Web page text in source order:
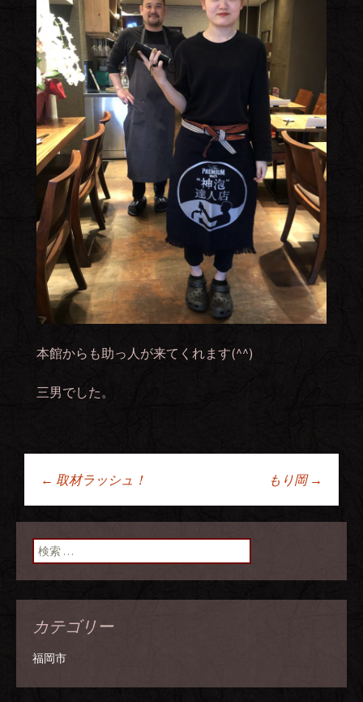
本館からも助っ人が来てくれます(^^)
三男でした。
投稿ナビゲーショ
ン
← 取材ラッシュ！ もり岡 →
検索:
カテゴリー
福岡市